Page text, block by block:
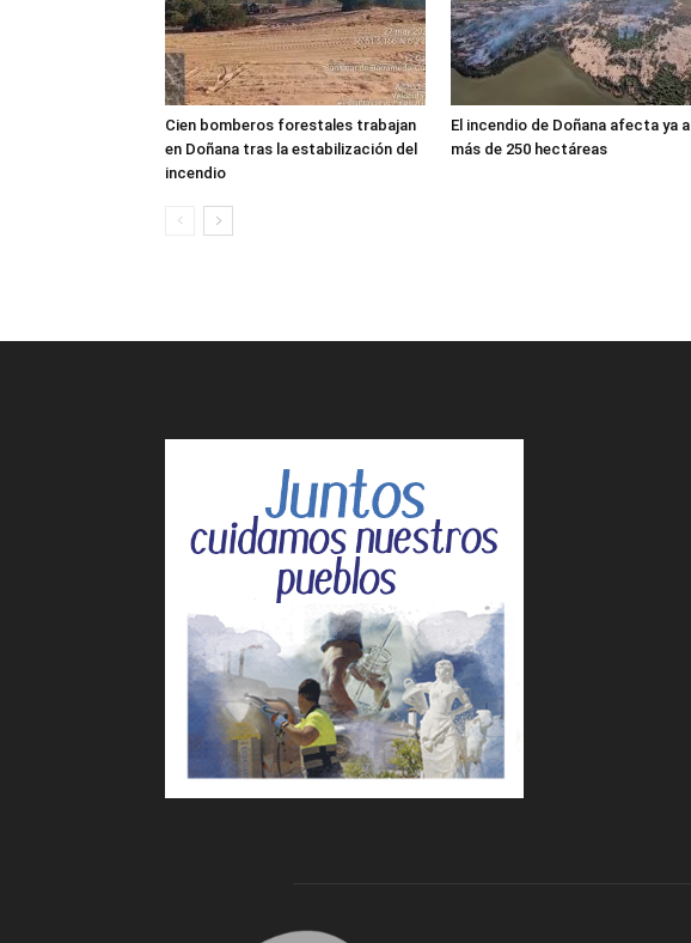
Cien bomberos forestales trabajan
en Doñana tras la estabilización del
incendio
El incendio de Doñana afecta ya a
más de 250 hectáreas